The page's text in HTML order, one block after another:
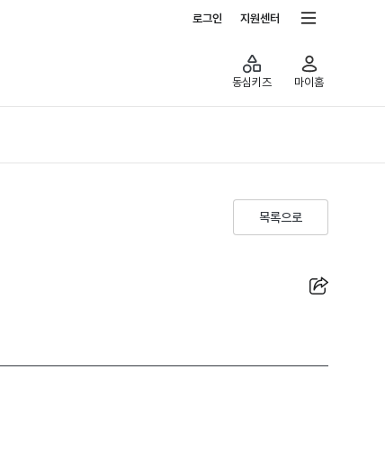
로그인 지원센터
동심키즈 마이홈
목록으로